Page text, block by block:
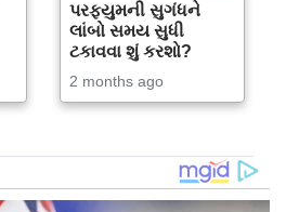
પરફ્યુમની સુગંધને
લાંબો સમય સુધી
ટકાવવા શું કરશો?
2 months ago